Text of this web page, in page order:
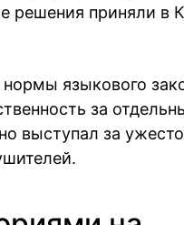
решения приняли в
языкового
за
выступал за